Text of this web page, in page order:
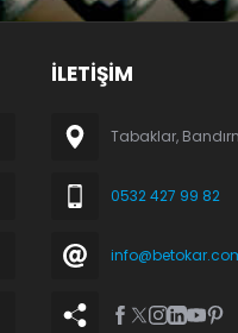
İLETİŞİM
Tabaklar,
0532 427 99 82